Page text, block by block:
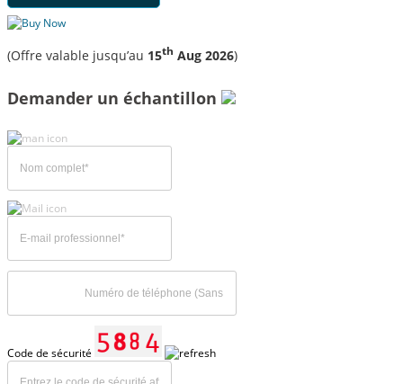
(Offre valable jusqu’au 15th Aug 2026)
Demander un échantillon
Code de sécurité